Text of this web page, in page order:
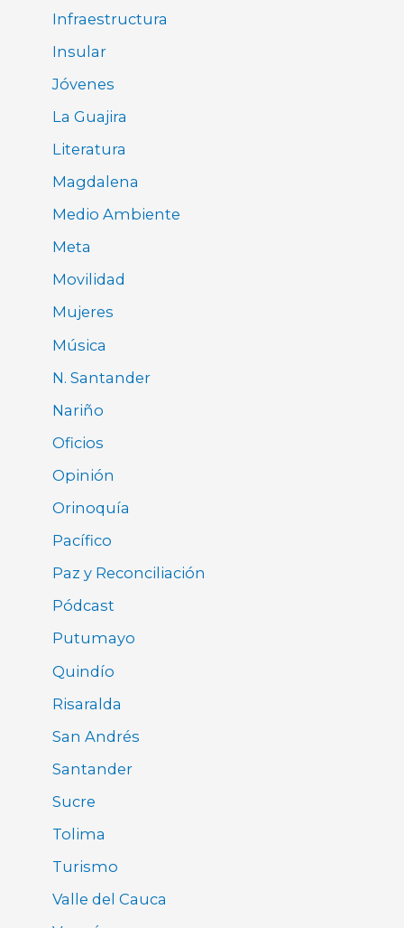
Infraestructura
Insular
Jóvenes
La Guajira
Literatura
Magdalena
Medio Ambiente
Meta
Movilidad
Mujeres
Música
N. Santander
Nariño
Oficios
Opinión
Orinoquía
Pacífico
Paz y Reconciliación
Pódcast
Putumayo
Quindío
Risaralda
San Andrés
Santander
Sucre
Tolima
Turismo
Valle del Cauca